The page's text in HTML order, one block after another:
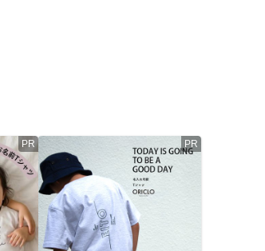
PR PR